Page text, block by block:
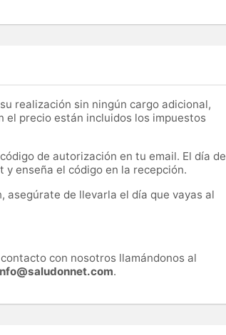
realización sin ningún cargo adicional,
el precio están incluidos los impuestos
de autorización en tu email. El día de
enseña el código en la recepción.
asegúrate de llevarla el día que vayas al
con nosotros llamándonos al
.